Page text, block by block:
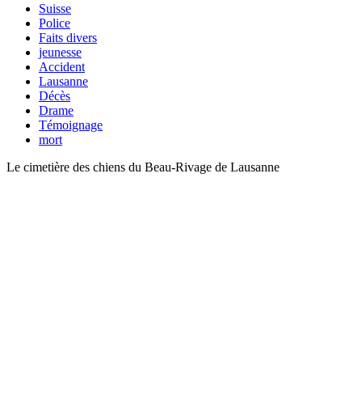
Suisse
Police
Faits divers
jeunesse
Accident
Lausanne
Décès
Drame
Témoignage
mort
Le cimetière des chiens du Beau-Rivage de Lausanne